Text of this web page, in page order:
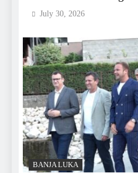
July 30, 2026
BANJA LUKA